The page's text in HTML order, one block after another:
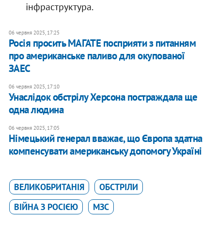
інфраструктура.
06 червня 2025, 17:25
Росія просить МАГАТЕ посприяти з питанням
про американське паливо для окупованої
ЗАЕС
06 червня 2025, 17:10
Унаслідок обстрілу Херсона постраждала ще
одна людина
06 червня 2025, 17:05
Німецький генерал вважає, що Європа здатна
компенсувати американську допомогу Україні
ВЕЛИКОБРИТАНІЯ
ОБСТРІЛИ
ВІЙНА З РОСІЄЮ
МЗС